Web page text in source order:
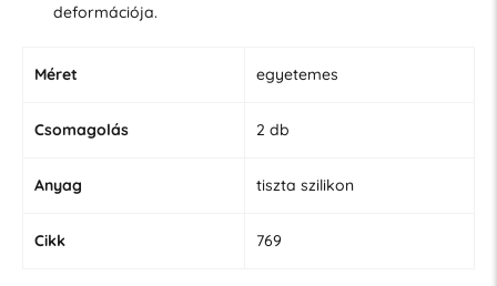
deformációja.
Méret egyetemes
Csomagolás 2 db
Anyag tiszta szilikon
Cikk 769